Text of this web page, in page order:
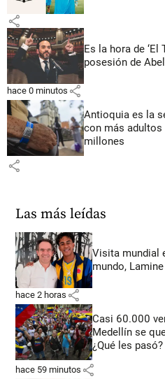
share
Es la hora de ‘El
posesión de
hace 0 minutos share
Antioquia es la
con más adultos
millones
share
Las más leídas
Visita mundial
mundo,
hace 2 horas share
Casi 60.000
Medellín se
¿Qué les pasó?
hace 59 minutos share